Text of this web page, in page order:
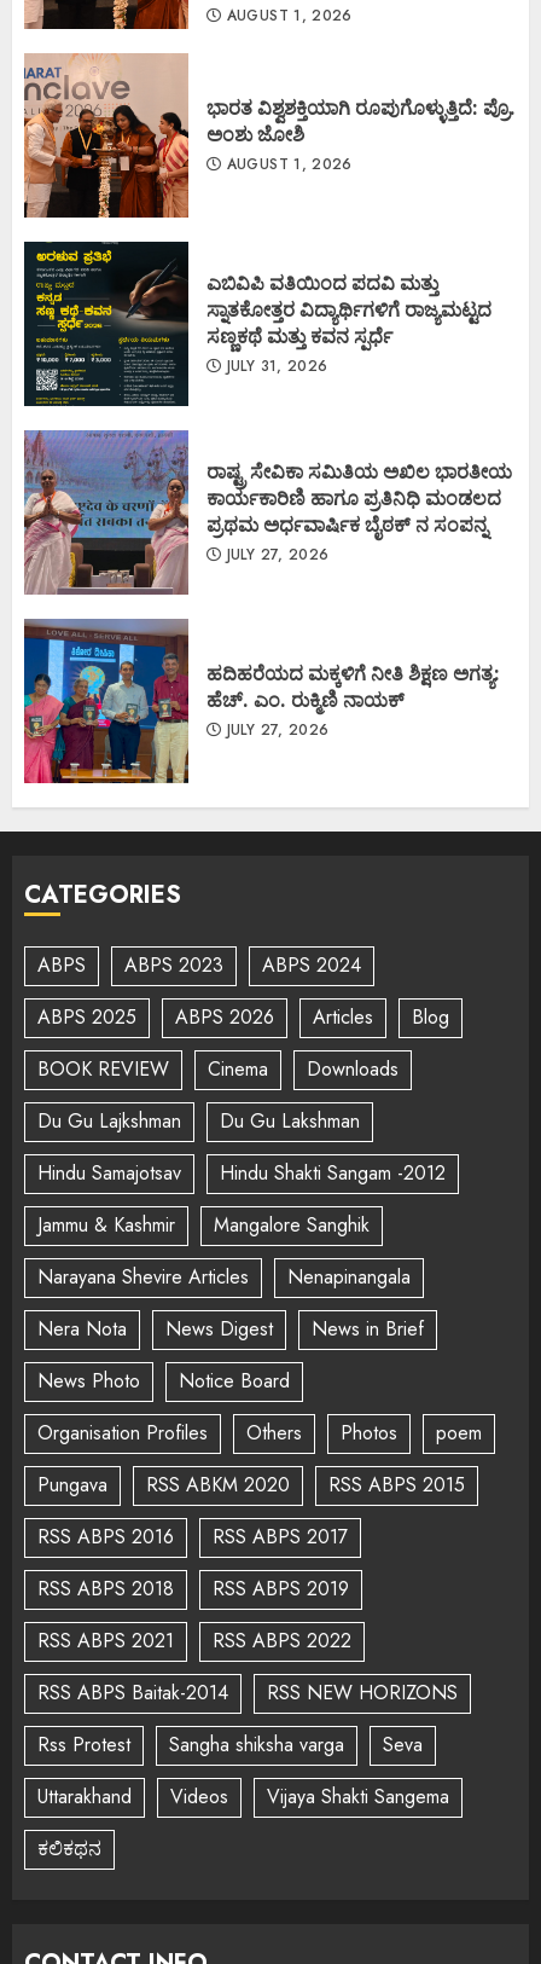
AUGUST 1, 2026
ಭಾರತ ವಿಶ್ವಶಕ್ತಿಯಾಗಿ ರೂಪುಗೊಳ್ಳುತ್ತಿದೆ: ಪ್ರೊ.
ಅಂಶು ಜೋಶಿ
AUGUST 1, 2026
ಎಬಿವಿಪಿ ವತಿಯಿಂದ ಪದವಿ ಮತ್ತು
ಸ್ನಾತಕೋತ್ತರ ವಿದ್ಯಾರ್ಥಿಗಳಿಗೆ ರಾಜ್ಯಮಟ್ಟದ
ಸಣ್ಣಕಥೆ ಮತ್ತು ಕವನ ಸ್ಪರ್ಧೆ
JULY 31, 2026
ರಾಷ್ಟ್ರ ಸೇವಿಕಾ ಸಮಿತಿಯ ಅಖಿಲ ಭಾರತೀಯ
ಕಾರ್ಯಕಾರಿಣಿ ಹಾಗೂ ಪ್ರತಿನಿಧಿ ಮಂಡಲದ
ಪ್ರಥಮ ಅರ್ಧವಾರ್ಷಿಕ ಬೈಠಕ್ ನ ಸಂಪನ್ನ
JULY 27, 2026
ಹದಿಹರೆಯದ ಮಕ್ಕಳಿಗೆ ನೀತಿ ಶಿಕ್ಷಣ ಅಗತ್ಯ:
ಹೆಚ್. ಎಂ. ರುಕ್ಮಿಣಿ ನಾಯಕ್
JULY 27, 2026
CATEGORIES
ABPS ABPS 2023
ABPS 2024
ABPS 2025
ABPS 2026 Articles
Blog
BOOK REVIEW
Cinema
Downloads
Du Gu Lajkshman
Du Gu Lakshman
Hindu Samajotsav
Hindu Shakti Sangam -2012
Jammu & Kashmir
Mangalore Sanghik
Narayana Shevire Articles
Nenapinangala
Nera Nota
News Digest
News in Brief
News Photo
Notice Board
Organisation Profiles
Others Photos
poem
Pungava
RSS ABKM 2020
RSS ABPS 2015
RSS ABPS 2016
RSS ABPS 2017
RSS ABPS 2018
RSS ABPS 2019
RSS ABPS 2021
RSS ABPS 2022
RSS ABPS Baitak-2014
RSS NEW HORIZONS
Rss Protest
Sangha shiksha varga
Seva
Uttarakhand
Videos
Vijaya Shakti Sangema
ಕಲಿಕಥನ